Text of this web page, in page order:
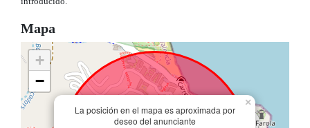
Mapa
La posición en el mapa es aproximada por
deseo del anunciante
×
+
−